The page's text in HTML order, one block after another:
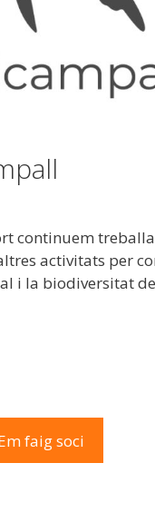
continuem
activitats per
i la biodiversitat
faig soci